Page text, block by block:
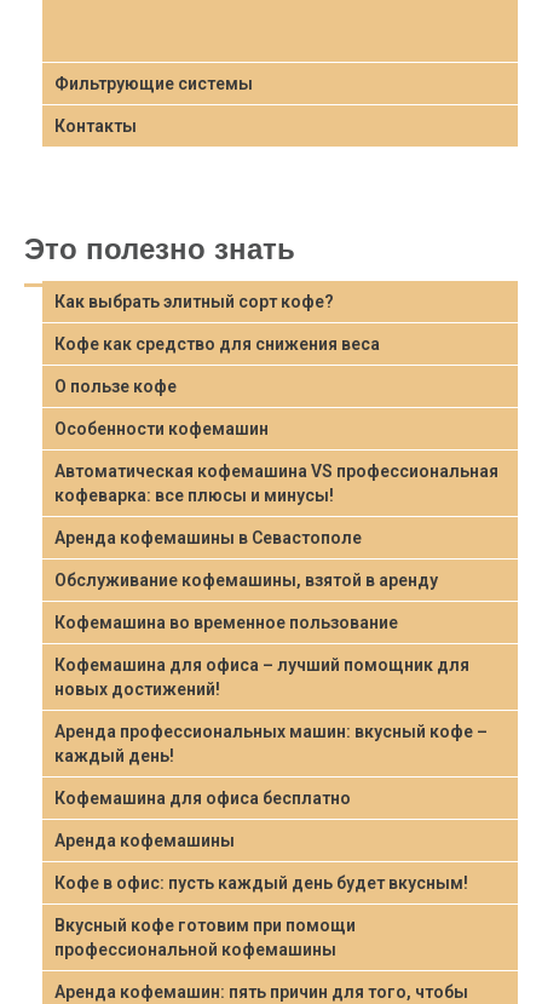
Фильтрующие системы
Контакты
Это полезно знать
Как выбрать элитный сорт кофе?
Кофе как средство для снижения веса
О пользе кофе
Особенности кофемашин
Автоматическая кофемашина VS профессиональная
кофеварка: все плюсы и минусы!
Аренда кофемашины в Севастополе
Обслуживание кофемашины, взятой в аренду
Кофемашина во временное пользование
Кофемашина для офиса – лучший помощник для
новых достижений!
Аренда профессиональных машин: вкусный кофе –
каждый день!
Кофемашина для офиса бесплатно
Аренда кофемашины
Кофе в офис: пусть каждый день будет вкусным!
Вкусный кофе готовим при помощи
профессиональной кофемашины
Аренда кофемашин: пять причин для того, чтобы